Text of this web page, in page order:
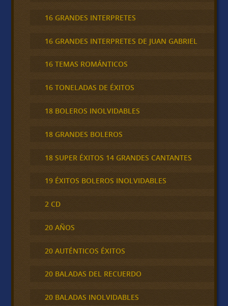
16 GRANDES INTERPRETES
16 GRANDES INTERPRETES DE JUAN GABRIEL
16 TEMAS ROMÁNTICOS
16 TONELADAS DE ÉXITOS
18 BOLEROS INOLVIDABLES
18 GRANDES BOLEROS
18 SUPER ÉXITOS 14 GRANDES CANTANTES
19 ÉXITOS BOLEROS INOLVIDABLES
2 CD
20 AÑOS
20 AUTÉNTICOS ÉXITOS
20 BALADAS DEL RECUERDO
20 BALADAS INOLVIDABLES